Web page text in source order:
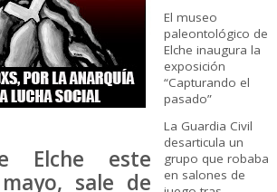
Elche este
sale de
El museo
paleontológico de
Elche inaugura la
exposición
“Capturando el
pasado”
La Guardia Civil
desarticula un
grupo que robaba
en salones de